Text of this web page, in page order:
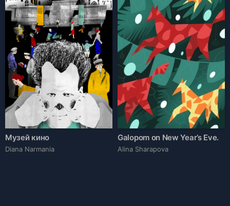
Музей кино
Diana Narmania
Galopom on New Year’s Eve.
Alina Sharapova